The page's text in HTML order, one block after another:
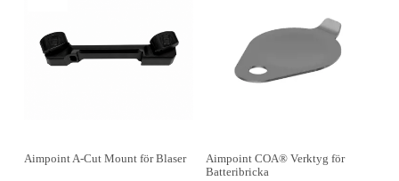
Aimpoint A-Cut Mount för Blaser
Aimpoint COA® Verktyg för
Batteribricka